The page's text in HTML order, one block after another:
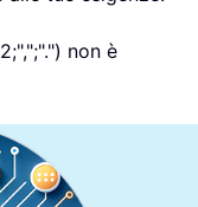
non è